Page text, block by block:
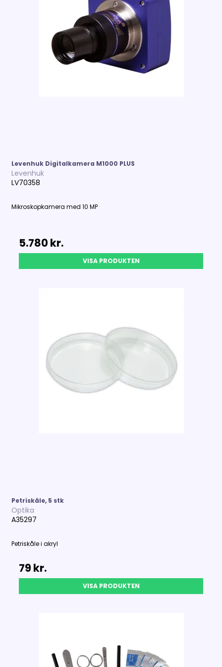
Levenhuk Digitalkamera M1000 PLUS
Levenhuk
LV70358
Mikroskopkamera med 10 MP
5.780 kr.
VISA PRODUKTEN
Petriskåle, 5 stk
Optika
A35297
Petriskåle i akryl
79 kr.
VISA PRODUKTEN